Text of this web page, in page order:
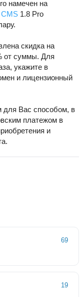
намечен на
1.8 Pro
скидка на
от суммы. Для
укажите в
и лицензионный
Вас способом, в
платежом в
и
69
19